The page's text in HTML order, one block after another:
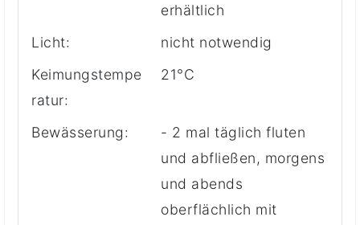
erhältlich
Licht:
nicht notwendig
Keimungstempe
ratur:
21°C
Bewässerung:
- 2 mal täglich fluten
und abfließen, morgens
und abends
oberflächlich mit